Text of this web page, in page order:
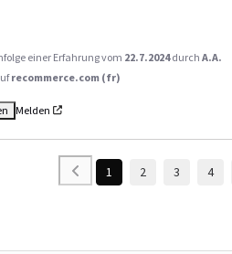
einer Erfahrung vom 22.7.2024durchA.A.
recommerce.com (fr)
Melden
1 2 3 4